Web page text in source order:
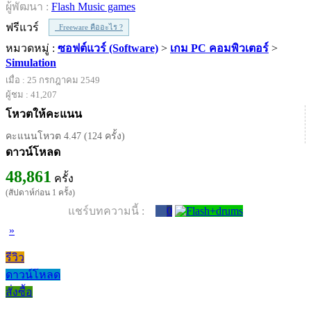
ผู้พัฒนา : Flash Music games
ฟรีแวร์
Freeware คืออะไร ?
หมวดหมู่ : ซอฟต์แวร์ (Software) > เกม PC คอมพิวเตอร์ >
Simulation
เมื่อ : 25 กรกฎาคม 2549
ผู้ชม : 41,207
โหวตให้คะแนน
คะแนนโหวต 4.47 (124 ครั้ง)
ดาวน์โหลด
48,861 ครั้ง
(สัปดาห์ก่อน 1 ครั้ง)
แชร์บทความนี้ :
0
»
รีวิว
ดาวน์โหลด
สั่งซื้อ